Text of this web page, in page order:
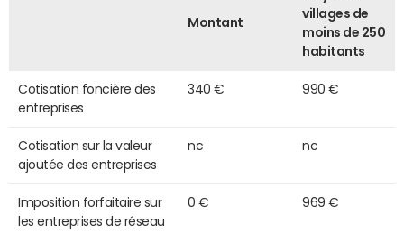
Montant
villages de
moins de 250
habitants
Cotisation foncière des
entreprises
340 € 990 €
Cotisation sur la valeur
ajoutée des entreprises
nc nc
Imposition forfaitaire sur
les entreprises de réseau
0 € 969 €